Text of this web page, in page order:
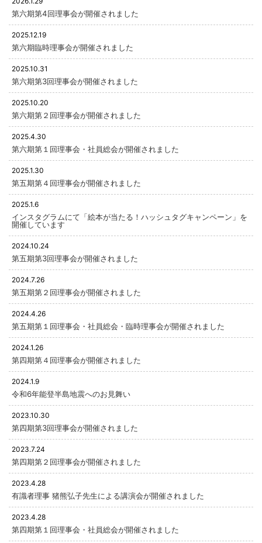
第六期第4回理事会が開催されました
第六期臨時理事会が開催されました
2025.12.19
第六期第3回理事会が開催されました
2025.10.31
第六期第２回理事会が開催されました
2025.10.20
第六期第１回理事会・社員総会が開催されました
2025.4.30
第五期第４回理事会が開催されました
2025.1.30
インスタグラムにて「絵本が当たる！ハッシュタグキャンペーン」を
開催しています
2025.1.6
第五期第3回理事会が開催されました
2024.10.24
第五期第２回理事会が開催されました
2024.7.26
第五期第１回理事会・社員総会・臨時理事会が開催されました
2024.4.26
第四期第４回理事会が開催されました
2024.1.26
令和6年能登半島地震へのお見舞い
2024.1.9
第四期第3回理事会が開催されました
2023.10.30
第四期第２回理事会が開催されました
2023.7.24
有識者理事 猪熊弘子先生による講演会が開催されました
2023.4.28
第四期第１回理事会・社員総会が開催されました
2023.4.28